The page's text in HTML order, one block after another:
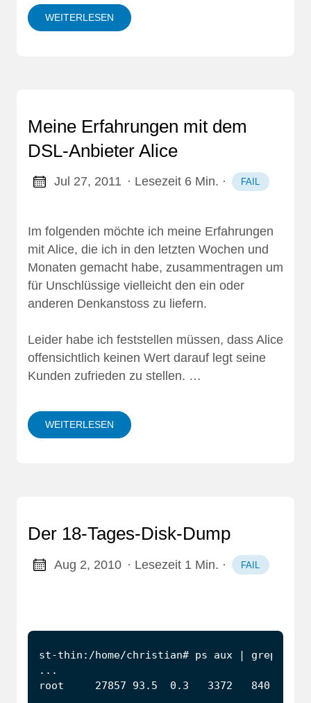
WEITERLESEN
Meine Erfahrungen mit dem
DSL-Anbieter Alice
Jul 27, 2011 · Lesezeit 6 Min. · FAIL
Im folgenden möchte ich meine Erfahrungen
mit Alice, die ich in den letzten Wochen und
Monaten gemacht habe, zusammentragen um
für Unschlüssige vielleicht den ein oder
anderen Denkanstoss zu liefern.
Leider habe ich feststellen müssen, dass Alice
offensichtlich keinen Wert darauf legt seine
Kunden zufrieden zu stellen. …
WEITERLESEN
Der 18-Tages-Disk-Dump
Aug 2, 2010 · Lesezeit 1 Min. · FAIL